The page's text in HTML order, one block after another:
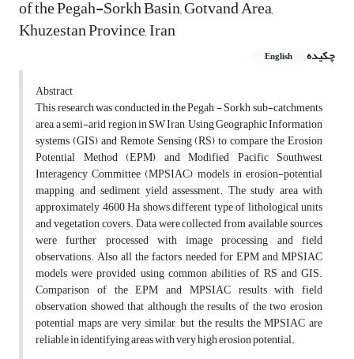
of the Pegah-Sorkh Basin, Gotvand Area,
Khuzestan Province, Iran
چکیده English
Abstract
This research was conducted in the Pegah - Sorkh sub-catchments
area, a semi-arid region in SW Iran, Using Geographic Information
systems (GIS) and Remote Sensing (RS) to compare the Erosion
Potential Method (EPM) and Modified Pacific Southwest
Interagency Committee (MPSIAC) models in erosion-potential
mapping and sediment yield assessment. The study area with
approximately 4600 Ha shows different type of lithological units
and vegetation covers. Data were collected from available sources
were further processed with image processing and field
observations. Also all the factors needed for EPM and MPSIAC
models were provided using common abilities of RS and GIS.
Comparison of the EPM and MPSIAC results with field
observation showed that although the results of the two erosion
potential maps are very similar, but the results the MPSIAC are
reliable in identifying areas with very high erosion potential.